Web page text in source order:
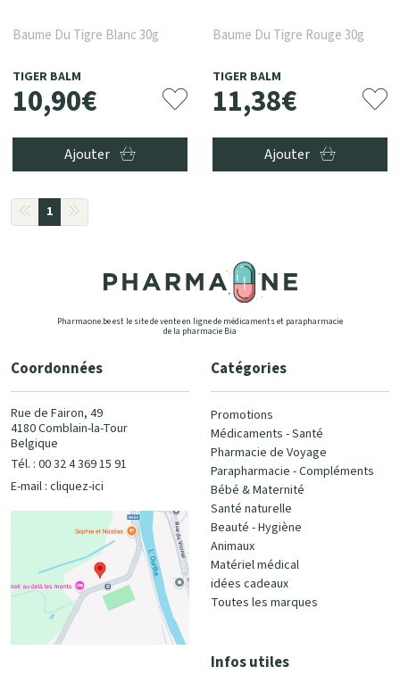
Baume Du Tigre Blanc 30g
TIGER BALM
10,90€
Ajouter
Baume Du Tigre Rouge 30g
TIGER BALM
11,38€
Ajouter
1
Pharmaone.be est le site de vente en ligne de médicaments et parapharmacie
de la pharmacie Bia
Coordonnées
Rue de Fairon, 49
4180 Comblain-la-Tour
Belgique
Tél. : 00 32 4 369 15 91
E-mail : cliquez-ici
Catégories
Promotions
Médicaments - Santé
Pharmacie de Voyage
Parapharmacie - Compléments
Bébé & Maternité
Santé naturelle
Beauté - Hygiène
Animaux
Matériel médical
idées cadeaux
Toutes les marques
Infos utiles